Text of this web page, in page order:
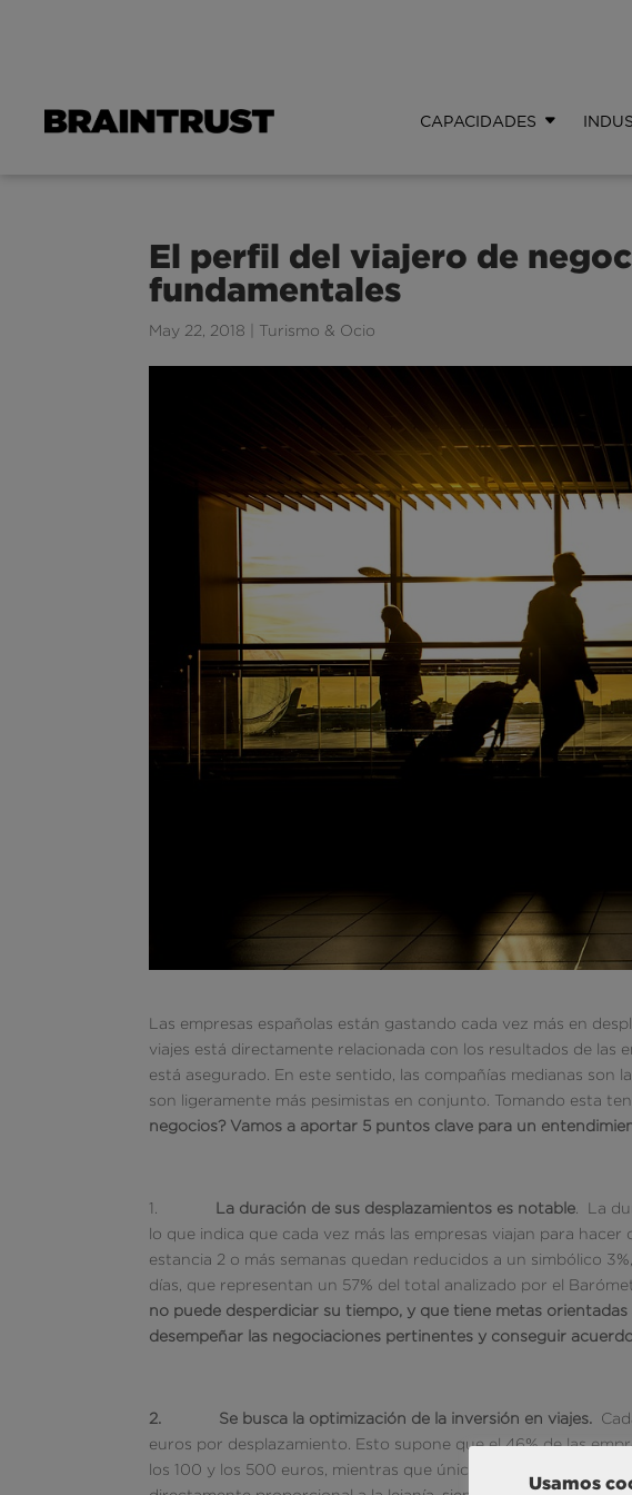
CAPACIDADES
El perfil del viajero de
fundamentales
May 22, 2018 Turismo & Ocio
Las empresas españolas están gastando cada vez más en
viajes está directamente relacionada con los resultados de las
está asegurado. En este sentido, las compañías medianas son
son ligeramente más pesimistas en conjunto. Tomando esta
negocios? Vamos a aportar 5 puntos clave para un
1. La duración de sus desplazamientos es notable . La
lo que indica que cada vez más las empresas viajan para
estancia 2 o más semanas quedan reducidos a un simbólico
días, que representan un 57% del total analizado por el
no puede desperdiciar su tiempo, y que tiene metas
desempeñar las negociaciones pertinentes y conseguir
2. Se busca la optimización de la inversión en viajes.
euros por desplazamiento. Esto supone que el 46% de las
los 100 y los 500 euros, mientras que únicamente el 12%
Usamos